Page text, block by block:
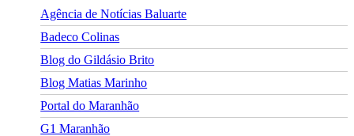
Agência de Notícias Baluarte
Badeco Colinas
Blog do Gildásio Brito
Blog Matias Marinho
Portal do Maranhão
G1 Maranhão